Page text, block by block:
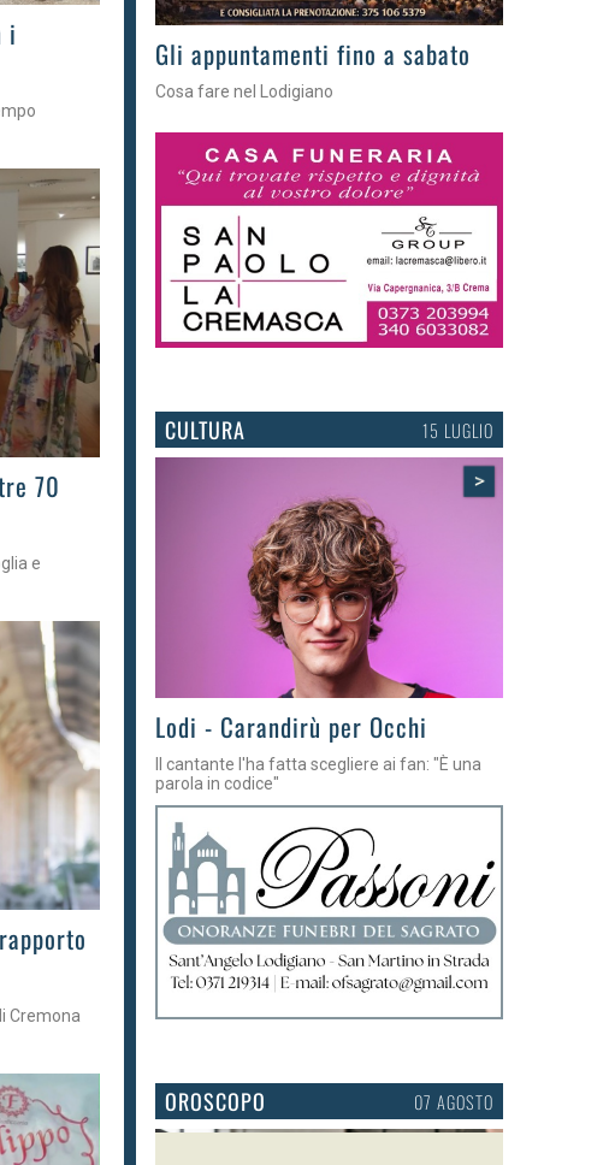
i
70
e
Cremona
Gli eventi della settimana
Tra torte, cinema e musica live
CULTURA 15 LUGLIO
>
Lodi - Carandirù per Occhi
Il cantante l'ha fatta scegliere ai fan: "È una
parola in codice"
OROSCOPO 07 AGOSTO